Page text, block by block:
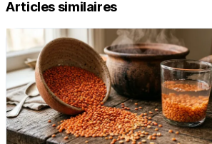
Articles similaires